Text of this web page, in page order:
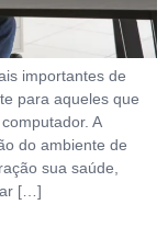
importantes de
para aqueles que
A
do ambiente de
sua saúde,
[…]